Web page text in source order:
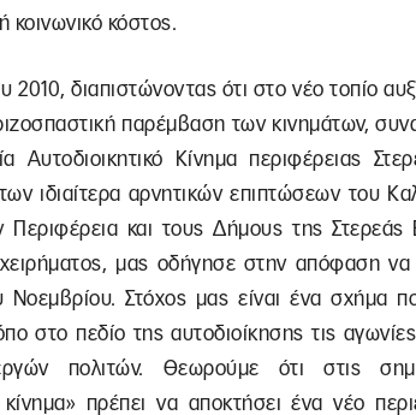
κοινωνικό κόστος.
2010, διαπιστώνοντας ότι στο νέο τοπίο
παρέμβαση των κινημάτων,
Αυτοδιοικητικό Κίνημα περιφέρειας
ιδιαίτερα αρνητικών επιπτώσεων του
Περιφέρεια και τους Δήμους της
μας οδήγησε στην απόφαση να
Νοεμβρίου. Στόχος μας είναι ένα σχήμα
στο πεδίο της αυτοδιοίκησης τις
πολιτών. Θεωρούμε ότι στις
κίνημα» πρέπει να αποκτήσει ένα νέο